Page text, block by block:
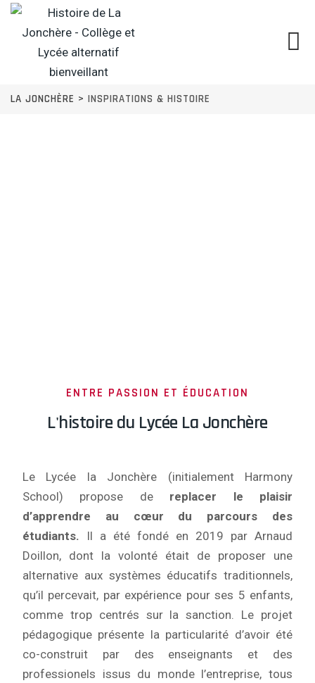
LA JONCHÈRE > INSPIRATIONS & HISTOIRE
ENTRE PASSION ET ÉDUCATION
L'histoire du Lycée La Jonchère
Le Lycée la Jonchère (initialement Harmony
School) propose de replacer le plaisir
d’apprendre au cœur du parcours des
étudiants. Il a été fondé en 2019 par Arnaud
Doillon, dont la volonté était de proposer une
alternative aux systèmes éducatifs traditionnels,
qu’il percevait, par expérience pour ses 5 enfants,
comme trop centrés sur la sanction. Le projet
pédagogique présente la particularité d’avoir été
co-construit par des enseignants et des
professionels issus du monde l’entreprise, tous